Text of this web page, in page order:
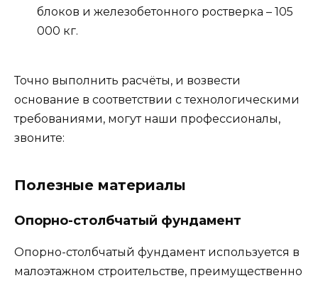
блоков и железобетонного ростверка – 105
000 кг.
Точно выполнить расчёты, и возвести
основание в соответствии с технологическими
требованиями, могут наши профессионалы,
звоните:
Полезные материалы
Опорно-столбчатый фундамент
Опорно-столбчатый фундамент используется в
малоэтажном строительстве, преимущественно